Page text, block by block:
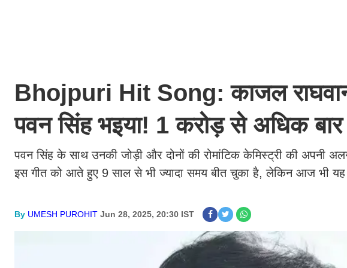
Bhojpuri Hit Song: काजल
पवन सिंह भइया! 1 करोड़ से अध‍िक बार
पवन सिंह के साथ उनकी जोड़ी और दोनों की रोमांटिक केमिस्ट्री की अपनी
इस गीत को आते हुए 9 साल से भी ज्यादा समय बीत चुका है, लेकिन आज भी
By UMESH PUROHIT Jun 28, 2025, 20:30 IST